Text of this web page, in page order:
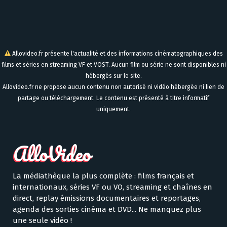
Allovideo.fr présente l'actualité et des informations cinématographiques des
films et séries en streaming VF et VOST. Aucun film ou série ne sont disponibles ni
hébergés sur le site.
Allovideo.fr ne propose aucun contenu non autorisé ni vidéo hébergée ni lien de
partage ou téléchargement. Le contenu est présenté à titre informatif
uniquement.
La médiathèque la plus complète : films français et
internationaux, séries VF ou VO, streaming et chaînes en
direct, replay émissions documentaires et reportages,
agenda des sorties cinéma et DVD... Ne manquez plus
une seule vidéo !